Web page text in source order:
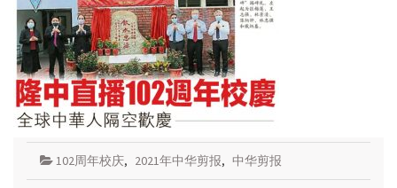
102周年校庆, 2021年中华剪报, 中华剪报